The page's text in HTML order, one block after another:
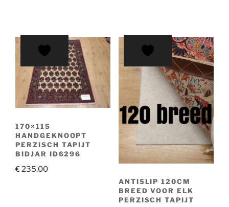
170×115
HANDGEKNOOPT
PERZISCH TAPIJT
BIDJAR ID6296
€235,00
ANTISLIP 120CM
BREED VOOR ELK
PERZISCH TAPIJT